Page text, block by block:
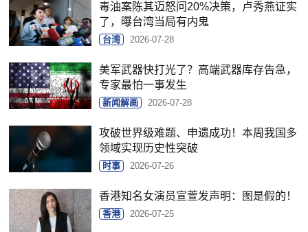
毒油案陈其迈怒问20%决策，卢秀燕证实
了，曝台湾当局有内鬼
台湾 2026-07-28
美军武器快打光了？高端武器库存告急，
专家最怕一事发生
新闻解画 2026-07-28
攻破世界级难题、申遗成功！本周我国多
领域实现历史性突破
时事 2026-07-26
香港知名女演员宣萱发声明：图是假的！
香港 2026-07-25